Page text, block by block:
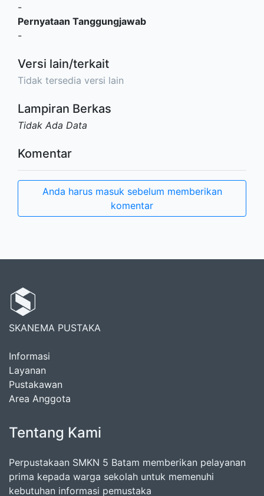
-
Pernyataan Tanggungjawab
-
Versi lain/terkait
Tidak tersedia versi lain
Lampiran Berkas
Tidak Ada Data
Komentar
Anda harus masuk sebelum memberikan
komentar
SKANEMA PUSTAKA
Informasi
Layanan
Pustakawan
Area Anggota
Tentang Kami
Perpustakaan SMKN 5 Batam memberikan pelayanan
prima kepada warga sekolah untuk memenuhi
kebutuhan informasi pemustaka